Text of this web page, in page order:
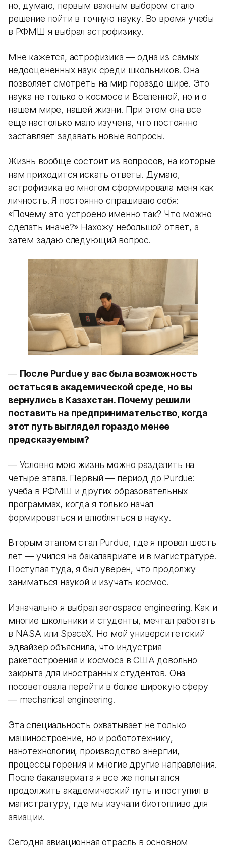
но, думаю, первым важным выбором стало
решение пойти в точную науку. Во время учебы
в РФМШ я выбрал астрофизику.
Мне кажется, астрофизика — одна из самых
недооцененных наук среди школьников. Она
позволяет смотреть на мир гораздо шире. Это
наука не только о космосе и Вселенной, но и о
нашем мире, нашей жизни. При этом она все
еще настолько мало изучена, что постоянно
заставляет задавать новые вопросы.
Жизнь вообще состоит из вопросов, на которые
нам приходится искать ответы. Думаю,
астрофизика во многом сформировала меня как
личность. Я постоянно спрашиваю себя:
«Почему это устроено именно так? Что можно
сделать иначе?» Нахожу небольшой ответ, а
затем задаю следующий вопрос.
— После Purdue у вас была возможность
остаться в академической среде, но вы
вернулись в Казахстан. Почему решили
поставить на предпринимательство, когда
этот путь выглядел гораздо менее
предсказуемым?
— Условно мою жизнь можно разделить на
четыре этапа. Первый — период до Purdue:
учеба в РФМШ и других образовательных
программах, когда я только начал
формироваться и влюбляться в науку.
Вторым этапом стал Purdue, где я провел шесть
лет — учился на бакалавриате и в магистратуре.
Поступая туда, я был уверен, что продолжу
заниматься наукой и изучать космос.
Изначально я выбрал aerospace engineering. Как и
многие школьники и студенты, мечтал работать
в NASA или SpaceX. Но мой университетский
эдвайзер объяснила, что индустрия
ракетостроения и космоса в США довольно
закрыта для иностранных студентов. Она
посоветовала перейти в более широкую сферу
— mechanical engineering.
Эта специальность охватывает не только
машиностроение, но и робототехнику,
нанотехнологии, производство энергии,
процессы горения и многие другие направления.
После бакалавриата я все же попытался
продолжить академический путь и поступил в
магистратуру, где мы изучали биотопливо для
авиации.
Сегодня авиационная отрасль в основном